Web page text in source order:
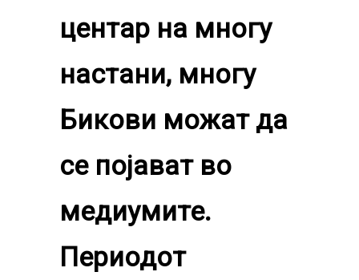
центар на многу
настани, многу
Бикови можат да
се појават во
медиумите.
Периодот